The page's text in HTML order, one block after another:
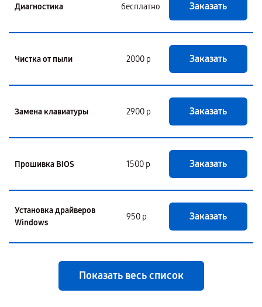
Диагностика бесплатно Заказать
Чистка от пыли 2000 р Заказать
Замена клавиатуры 2900 р Заказать
Прошивка BIOS 1500 р Заказать
Установка драйверов
Windows
950 р Заказать
Показать весь список